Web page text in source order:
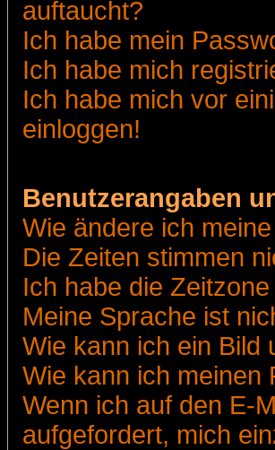
auftaucht?
Ich habe mein
Ich habe mich
Ich habe mich vor
einloggen!
Benutzerangaben
Wie ändere ich
Die Zeiten stimmen
Ich habe die
Meine Sprache ist
Wie kann ich ein Bild
Wie kann ich meinen
Wenn ich auf den E-
aufgefordert, mich